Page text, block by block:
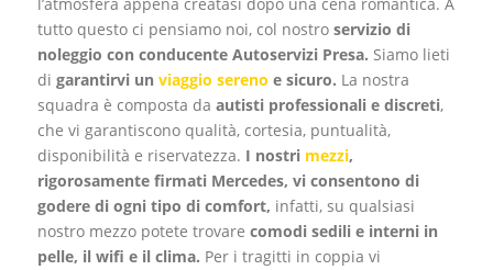
tutto questo ci pensiamo noi, col nostroservizio di
noleggio con conducente Autoservizi Presa. Siamo lieti
digarantirvi unviaggio sereno e sicuro. La nostra
squadra è composta daautisti professionali e discreti,
che vi garantiscono qualità, cortesia, puntualità,
disponibilità e riservatezza. I nostri mezzi,
rigorosamente firmati Mercedes, vi consentono di
godere di ogni tipo di comfort, infatti, su qualsiasi
nostro mezzo potete trovare comodi sedili e interni in
pelle, il wifi e il clima. Per i tragitti in coppia vi